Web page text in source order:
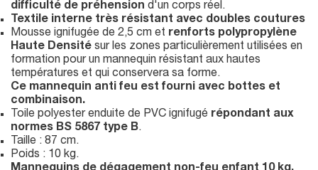
difficulté de préhension d'un corps réel.
Textile interne très résistant avec doubles coutures
Mousse ignifugée de 2,5 cm et renforts polypropylène
Haute Densité sur les zones particulièrement utilisées en
formation pour un mannequin résistant aux hautes
températures et qui conservera sa forme.
Ce mannequin anti feu est fourni avec bottes et
combinaison.
Toile polyester enduite de PVC ignifugé répondant aux
normes BS 5867 type B.
Taille : 87 cm.
Poids : 10 kg.